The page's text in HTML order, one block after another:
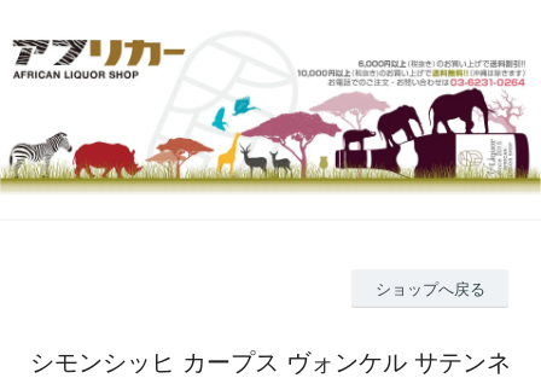
ショップへ戻る
シモンシッヒ カープス ヴォンケル サテンネ